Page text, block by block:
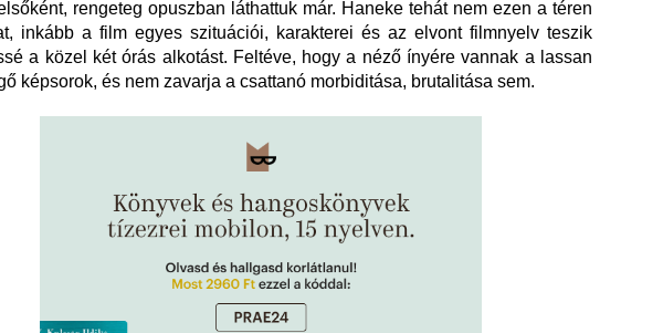
rengeteg opuszban láthattuk már. Haneke tehát nem ezen a téren
inkább a film egyes szituációi, karakterei és az elvont filmnyelv teszik
a közel két órás alkotást. Feltéve, hogy a néző ínyére vannak a lassan
képsorok, és nem zavarja a csattanó morbiditása, brutalitása sem.